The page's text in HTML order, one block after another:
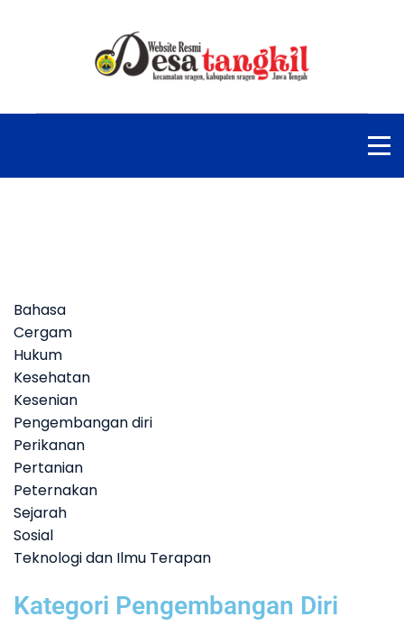
Bahasa
Cergam
Hukum
Kesehatan
Kesenian
Pengembangan diri
Perikanan
Pertanian
Peternakan
Sejarah
Sosial
Teknologi dan Ilmu Terapan
Kategori Pengembangan Diri